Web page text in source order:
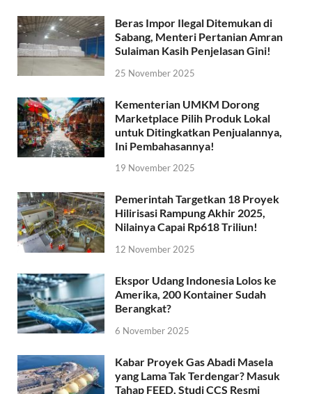
Beras Impor Ilegal Ditemukan di
Sabang, Menteri Pertanian Amran
Sulaiman Kasih Penjelasan Gini!
25 November 2025
Kementerian UMKM Dorong
Marketplace Pilih Produk Lokal
untuk Ditingkatkan Penjualannya,
Ini Pembahasannya!
19 November 2025
Pemerintah Targetkan 18 Proyek
Hilirisasi Rampung Akhir 2025,
Nilainya Capai Rp618 Triliun!
12 November 2025
Ekspor Udang Indonesia Lolos ke
Amerika, 200 Kontainer Sudah
Berangkat?
6 November 2025
Kabar Proyek Gas Abadi Masela
yang Lama Tak Terdengar? Masuk
Tahap FEED, Studi CCS Resmi